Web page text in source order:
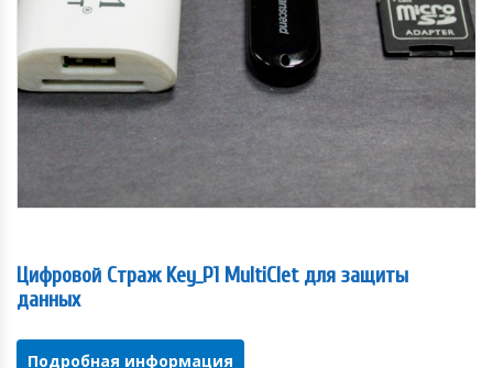
Цифровой Страж Key_P1 MultiClet для защиты
данных
Подробная информация